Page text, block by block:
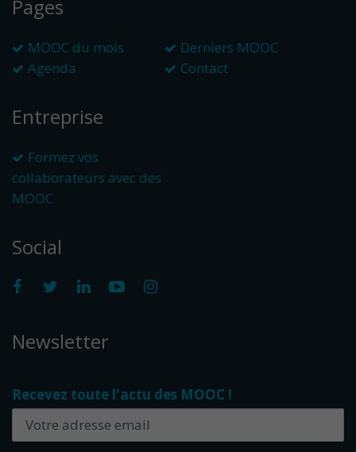
Pages
MOOC du mois
Derniers MOOC
Agenda
Contact
Entreprise
Formez vos
collaborateurs avec des
MOOC
Social
Newsletter
Recevez toute l'actu des MOOC !